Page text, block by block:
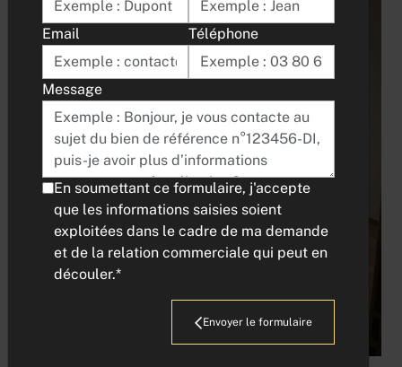
Email Téléphone
Message
En soumettant ce formulaire, j'accepte
que les informations saisies soient
exploitées dans le cadre de ma demande
et de la relation commerciale qui peut en
découler.*
Envoyer le formulaire